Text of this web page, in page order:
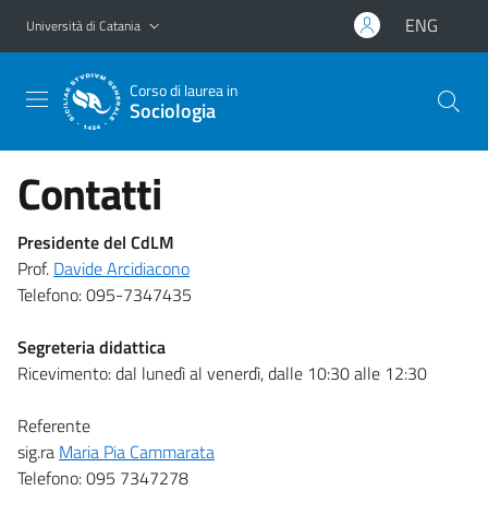
Vai al contenuto principale
Vai al menu di navigazione
Università di Catania ENG
Corso di laurea in
Sociologia
Contatti
Presidente del CdLM
Prof. Davide Arcidiacono
Telefono: 095-7347435
Segreteria didattica
Ricevimento:dal lunedì al venerdì, dalle 10:30 alle 12:30
Referente
sig.ra Maria Pia Cammarata
Telefono: 095 7347278